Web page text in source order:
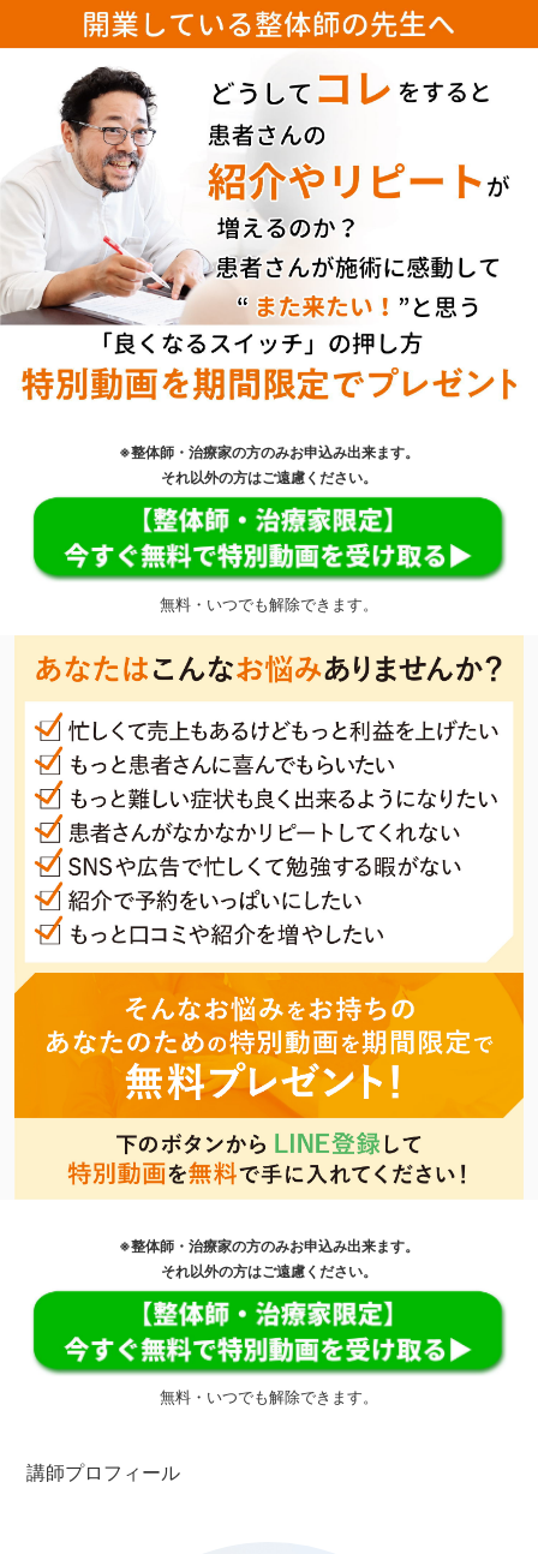
※整体師・治療家の方のみお申込み出来ます。
それ以外の方はご遠慮ください。
無料・いつでも解除できます。
※整体師・治療家の方のみお申込み出来ます。
それ以外の方はご遠慮ください。
無料・いつでも解除できます。
講師プロフィール